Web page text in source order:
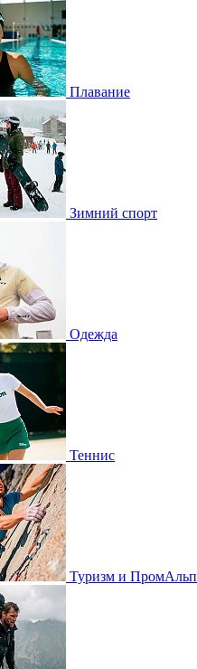
Плавание
Зимний спорт
Одежда
Теннис
Туризм и ПромАльп